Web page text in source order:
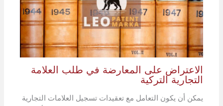
الاعتراض على المعارضة في طلب العلامة
التجارية التركية
يمكن أن يكون التعامل مع تعقيدات تسجيل العلامات التجارية